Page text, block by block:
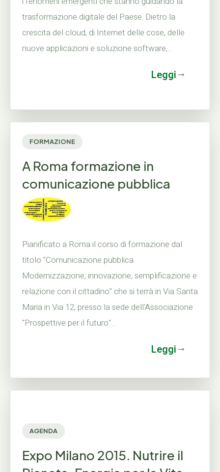
trasformazione digitale del Paese. Dietro la
crescita del cloud, di Internet delle cose, delle
nuove applicazioni e soluzione software,...
Leggi
FORMAZIONE
A Roma formazione in
comunicazione pubblica
Pianificato a Roma il corso di formazione dal
titolo "Comunicazione pubblica.
Modernizzazione, innovazione, semplificazione e
relazione con il cittadino" che si terrà in Via Santa
Maria in Via 12, presso la sede dell'Associazione
"Prospettive per il futuro"...
Leggi
AGENDA
Expo Milano 2015. Nutrire il